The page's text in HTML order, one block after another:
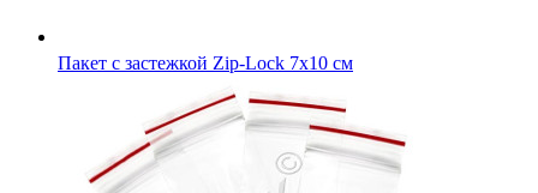
Пакет с застежкой Zip-Lock 8х18 см